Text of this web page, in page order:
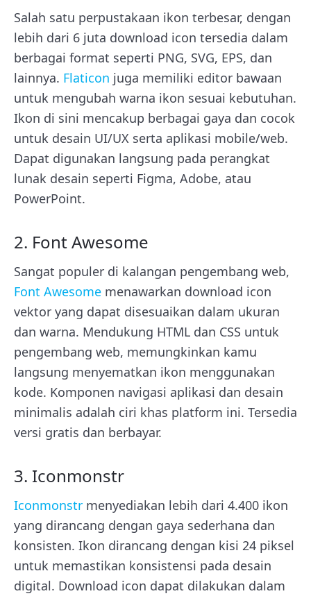
Salah satu perpustakaan ikon terbesar, dengan
lebih dari 6 juta download icon tersedia dalam
berbagai format seperti PNG, SVG, EPS, dan
lainnya. Flaticon juga memiliki editor bawaan
untuk mengubah warna ikon sesuai kebutuhan.
Ikon di sini mencakup berbagai gaya dan cocok
untuk desain UI/UX serta aplikasi mobile/web.
Dapat digunakan langsung pada perangkat
lunak desain seperti Figma, Adobe, atau
PowerPoint.
2. Font Awesome
Sangat populer di kalangan pengembang web,
Font Awesome menawarkan download icon
vektor yang dapat disesuaikan dalam ukuran
dan warna. Mendukung HTML dan CSS untuk
pengembang web, memungkinkan kamu
langsung menyematkan ikon menggunakan
kode. Komponen navigasi aplikasi dan desain
minimalis adalah ciri khas platform ini. Tersedia
versi gratis dan berbayar.
3. Iconmonstr
Iconmonstr menyediakan lebih dari 4.400 ikon
yang dirancang dengan gaya sederhana dan
konsisten. Ikon dirancang dengan kisi 24 piksel
untuk memastikan konsistensi pada desain
digital. Download icon dapat dilakukan dalam